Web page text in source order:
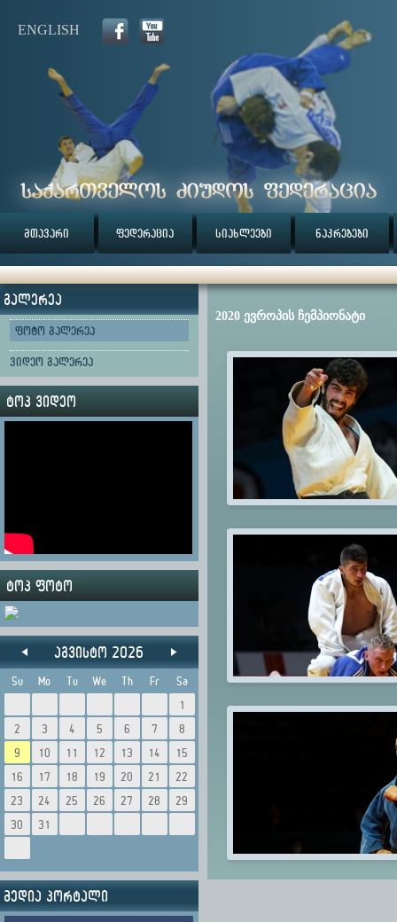
ENGLISH
მთავარი ფედერაცია სიახლეები ნაკრებები
გალერეა
ფოტო გალერეა
ვიდეო გალერეა
ტოპ ვიდეო
ტოპ ფოტო
აგვისტო 2026
Su Mo Tu We Th Fr
Sa
1
2
3 4 5 6 7
8
9
10 11 12 13 14
15
16
17 18 19 20 21
22
23
24 25 26 27 28
29
30
31
მედია პორტალი
2020 ევროპის ჩემპიონატი